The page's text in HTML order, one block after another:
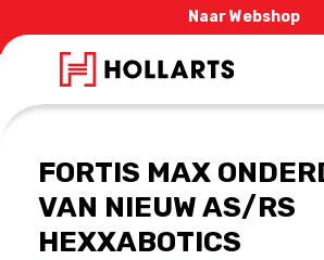
Naar Webshop
FORTIS MAX
VAN NIEUW AS/RS
HEXXABOTICS